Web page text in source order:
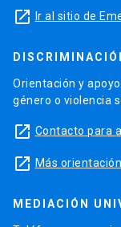
launch Ir al sitio de
Orientación y
género o violencia
launch Contacto para
launch Más orientación
MEDIACIÓN